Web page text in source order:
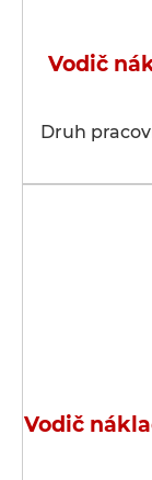
Vodič
Druh
Vodič